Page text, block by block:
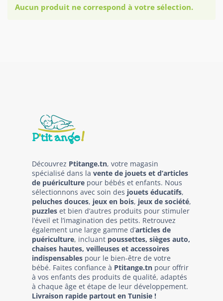
Aucun produit ne correspond à votre sélection.
Découvrez Ptitange.tn, votre magasin
spécialisé dans la vente de jouets et d’articles
de puériculture pour bébés et enfants. Nous
sélectionnons avec soin des jouets éducatifs,
peluches douces, jeux en bois, jeux de société,
puzzles et bien d’autres produits pour stimuler
l’éveil et l’imagination des petits. Retrouvez
également une large gamme d’articles de
puériculture, incluant poussettes, sièges auto,
chaises hautes, veilleuses et accessoires
indispensables pour le bien-être de votre
bébé. Faites confiance à Ptitange.tn pour offrir
à vos enfants des produits de qualité, adaptés
à chaque âge et étape de leur développement.
Livraison rapide partout en Tunisie !